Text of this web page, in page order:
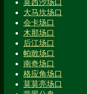
莫西沙场口
大马坎场口
会卡场口
木那场口
后江场口
帕敢场口
南奇场口
格应角场口
莫莫亮场口